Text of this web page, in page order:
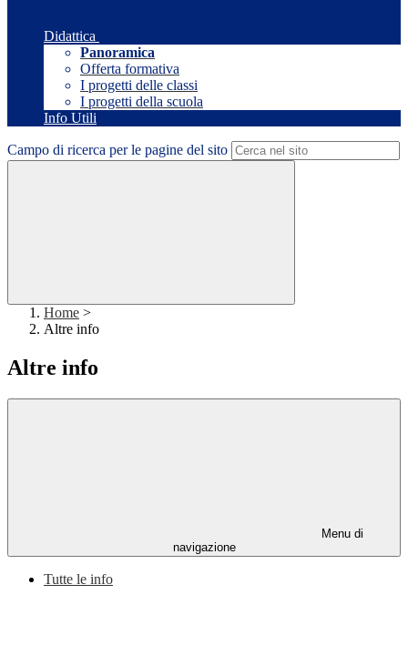
Didattica
Panoramica
Offerta formativa
I progetti delle classi
I progetti della scuola
Info Utili
Campo di ricerca per le pagine del sito
Home >
Altre info
Altre info
Menu di
navigazione
Tutte le info